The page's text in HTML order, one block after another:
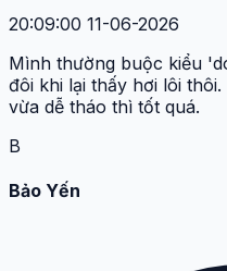
20:09:00 11-06-2026
Mình thường buộc kiểu
đôi khi lại thấy hơi lôi
vừa dễ tháo thì tốt quá.
B
Bảo Yến